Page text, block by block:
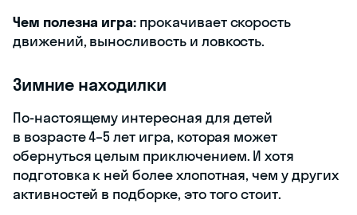
Чем полезна игра: прокачивает скорость
движений, выносливость и ловкость.
Зимние находилки
По-настоящему интересная для детей
в возрасте 4–5 лет игра, которая может
обернуться целым приключением. И хотя
подготовка к ней более хлопотная, чем у других
активностей в подборке, это того стоит.